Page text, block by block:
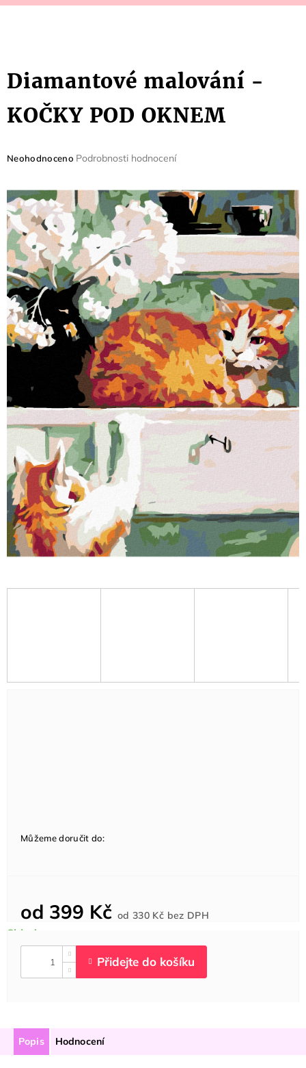
Diamantové malování -
KOČKY POD OKNEM
Průměrné
je
0,0
z
5
hvězdiček.
Neohodnoceno Podrobnosti hodnocení
od 399 Kč od330 Kč bez DPHcena:
Můžeme doručit do:
Popis Hodnocení